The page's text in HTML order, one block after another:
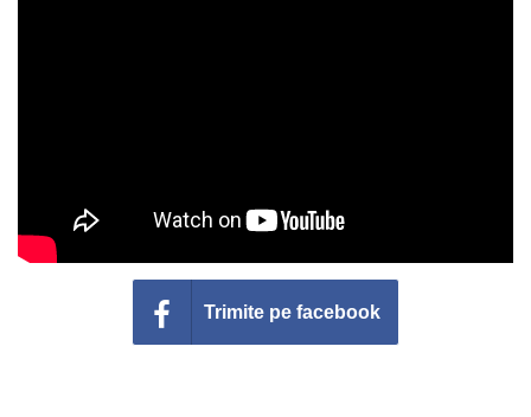
Conecteaza-te
Trimite pe facebook